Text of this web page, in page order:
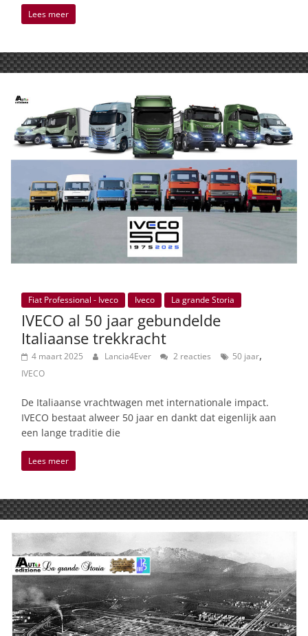
Lees meer
Fiat Professional - Iveco Iveco La grande Storia
IVECO al 50 jaar gebundelde
Italiaanse trekkracht
4 maart 2025 Lancia4Ever 2 reacties 50 jaar,
IVECO
De Italiaanse vrachtwagen met internationale impact.
IVECO bestaat alweer 50 jaar en dankt dat eigenlijk aan
een lange traditie die
Lees meer